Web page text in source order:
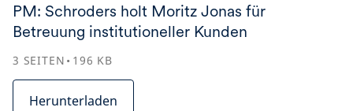
PM: Schroders holt Moritz Jonas für
Betreuung institutioneller Kunden
3 SEITEN 196 KB
Herunterladen